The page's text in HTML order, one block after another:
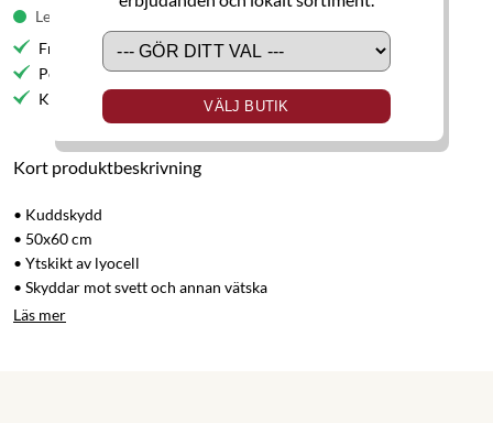
VÄLJ BUTIK
Leveranstid från 9-11 veckor
Fri frakt till butik
Personlig service
Kvalitetsmöbler
Kort produktbeskrivning
• Kuddskydd
• 50x60 cm
• Ytskikt av lyocell
• Skyddar mot svett och annan vätska
Läs mer